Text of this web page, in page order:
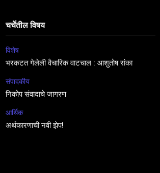
चर्चेतील विषय
विशेष
भरकटत गेलेली वैचारिक वाटचाल : आशुतोष रांका
संपादकीय
निकोप संवादाचे जागरण
आर्थिक
अर्थकारणाची नवी झेप!